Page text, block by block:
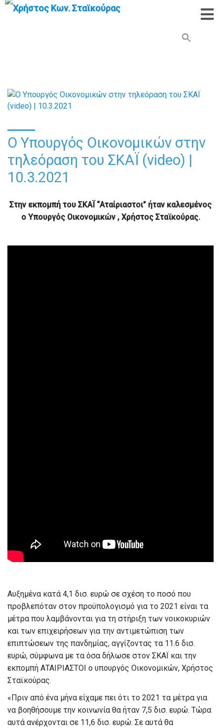
Ο Υπουργός Οικονομικών στην
τηλεόραση του ΣΚΑΪ (video) |
10.3.2021
Στην εκπομπή του ΣΚΑΪ “Αταίριαστοι” ήταν καλεσμένος
ο Υπουργός Οικονομικών , Χρήστος Σταϊκούρας.
Αυξημένα κατά 4,1 δισ. ευρώ σε σχέση το ποσό που
προβλεπόταν στον προϋπολογισμό για το 2021 είναι τα
μέτρα που λαμβάνονται για τη στήριξη των νοικοκυριών
και των επιχειρήσεων για την αντιμετώπιση των
επιπτώσεων της πανδημίας, αγγίζοντας τα 11.6 δισ.
ευρώ, σύμφωνα με τα όσα δήλωσε στον ΣΚΑΪ και την
εκπομπή ΑΤΑΙΡΙΑΣΤΟΙ ο υπουργός Οικονομικών, Χρήστος
Σταϊκούρας.
«Πριν από ένα μήνα είχαμε πει ότι το 2021 τα μέτρα για
να βοηθήσουμε την κοινωνία θα ήταν 7,5 δισ. ευρώ. Τώρα
αυτά ανέρχονται σε 11,6 δισ. ευρώ. Σε αυτά θα